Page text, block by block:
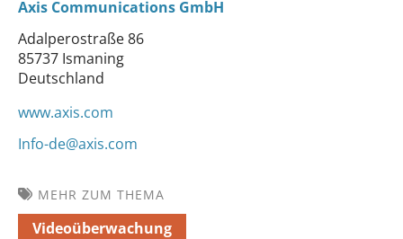
Axis Communications GmbH
Adalperostraße 86
85737 Ismaning
Deutschland
www.axis.com
Info-de@axis.com
MEHR ZUM THEMA
Videoüberwachung